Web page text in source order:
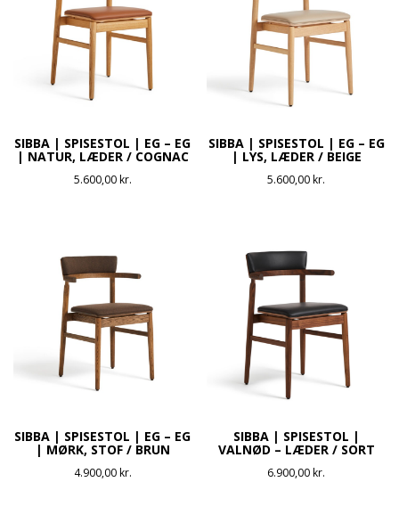
SIBBA | SPISESTOL | EG – EG
| NATUR, LÆDER / COGNAC
5.600,00kr.
SIBBA | SPISESTOL | EG – EG
| LYS, LÆDER / BEIGE
5.600,00kr.
SIBBA | SPISESTOL | EG – EG
| MØRK, STOF / BRUN
4.900,00kr.
SIBBA | SPISESTOL |
VALNØD – LÆDER / SORT
6.900,00kr.